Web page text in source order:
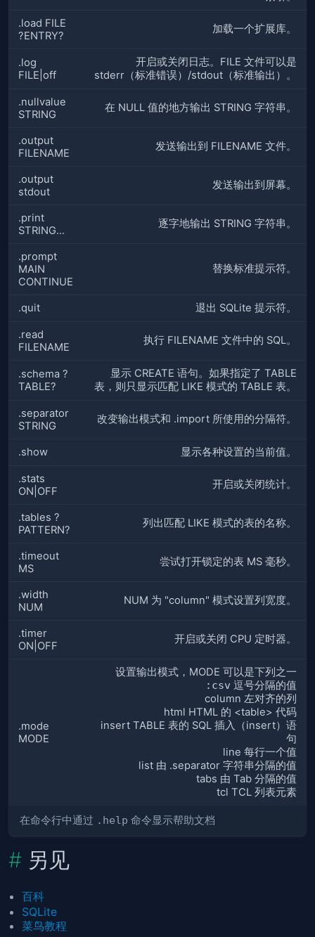
.load FILE
?ENTRY?
加载一个扩展库。
.log
FILE|off
开启或关闭日志。FILE 文件可以是
stderr（标准错误）/stdout（标准输出）。
.nullvalue
STRING
在 NULL 值的地方输出 STRING 字符串。
.output
FILENAME
发送输出到 FILENAME 文件。
.output
stdout
发送输出到屏幕。
.print
STRING...
逐字地输出 STRING 字符串。
.prompt
MAIN
CONTINUE
替换标准提示符。
.quit 退出 SQLite 提示符。
.read
FILENAME
执行 FILENAME 文件中的 SQL。
.schema ?
TABLE?
显示 CREATE 语句。如果指定了 TABLE
表，则只显示匹配 LIKE 模式的 TABLE 表。
.separator
STRING
改变输出模式和 .import 所使用的分隔符。
.show 显示各种设置的当前值。
.stats
ON|OFF
开启或关闭统计。
.tables ?
PATTERN?
列出匹配 LIKE 模式的表的名称。
.timeout
MS
尝试打开锁定的表 MS 毫秒。
.width
NUM
NUM 为 "column" 模式设置列宽度。
.timer
ON|OFF
开启或关闭 CPU 定时器。
.mode
MODE
设置输出模式，MODE 可以是下列之一
:csv 逗号分隔的值
column 左对齐的列
html HTML 的 <table> 代码
insert TABLE 表的 SQL 插入（insert）语
句
line 每行一个值
list 由 .separator 字符串分隔的值
tabs 由 Tab 分隔的值
tcl TCL 列表元素
在命令行中通过 .help 命令显示帮助文档
另见
百科
SQLite
菜鸟教程